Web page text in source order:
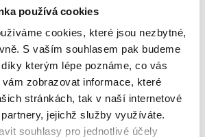
používá cookies
cookies, které jsou nezbytné,
S vaším souhlasem pak budeme
kterým lépe poznáme, co vás
zobrazovat informace, které
stránkách, tak v naší internetové
jejichž služby využíváte.
souhlasy pro jednotlivé účely
Šlancarová. „U děvčat rovnou během
týmy pro nadcházející soutěže. Letos budeme
víc než loni,“ pochvaluje si trenérka. Popsala
den na soustředění vypadá: „Dopoledne
kterou vedou trenéři – atleti. Po obědě
a potom je ještě teoretická část, kdy hráčům a
různé typy bloků, smečí či rozestavění.“
trénink pro nejstarší kategorii, pro ženy. „Ty
vytížení trénink každý den jen od 18:00 do